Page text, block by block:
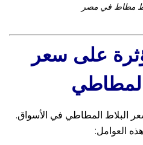
مطاط في مصر
على سعر
البلاط المطاطي في الأسواق.
العوامل: